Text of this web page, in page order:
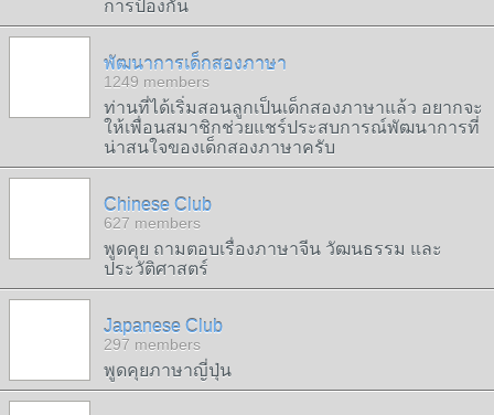
การป้องกัน
พัฒนาการเด็กสองภาษา
1249 members
ท่านที่ได้เริ่มสอนลูกเป็นเด็กสองภาษาแล้ว อยากจะ
ให้เพื่อนสมาชิกช่วยแชร์ประสบการณ์พัฒนาการที่
น่าสนใจของเด็กสองภาษาครับ
Chinese Club
627 members
พูดคุย ถามตอบเรื่องภาษาจีน วัฒนธรรม และ
ประวัติศาสตร์
Japanese Club
297 members
พูดคุยภาษาญี่ปุ่น